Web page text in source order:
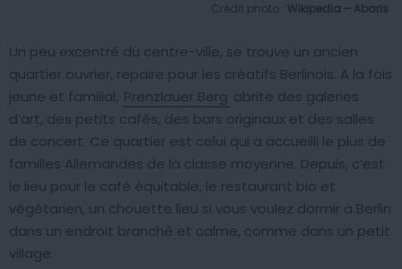
Crédit photo : Wikipedia – Abaris
Un peu excentré du centre-ville, se trouve un ancien
quartier ouvrier, repaire pour les créatifs Berlinois. A la fois
jeune et familial, Prenzlauer Berg abrite des galeries
d’art, des petits cafés, des bars originaux et des salles
de concert. Ce quartier est celui qui a accueilli le plus de
familles Allemandes de la classe moyenne. Depuis, c’est
le lieu pour le café équitable, le restaurant bio et
végétarien, un chouette lieu si vous voulez dormir à Berlin
dans un endroit branché et calme, comme dans un petit
village.